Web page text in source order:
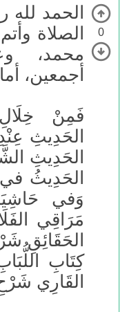
0
الحمد لله
الصلاة
محمد،
أجمعين،
فَمِنْ
الحَدِيثِ
الحَدِيثِ
الحَدِيثُ
وَفي
مَرَاقِي
الحَقَائِقِ
كِتَابِ
القَارِي